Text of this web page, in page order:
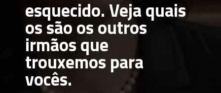
esquecido. Veja quais
os são os outros
irmãos que
trouxemos para
vocês.